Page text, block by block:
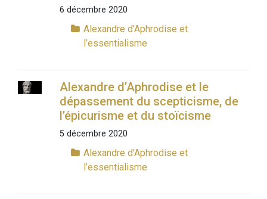
6 décembre 2020
Alexandre d’Aphrodise et
l’essentialisme
Alexandre d’Aphrodise et le
dépassement du scepticisme, de
l’épicurisme et du stoïcisme
5 décembre 2020
Alexandre d’Aphrodise et
l’essentialisme